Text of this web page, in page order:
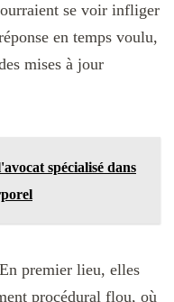
se voir infliger
en temps voulu,
mises à jour
spécialisé dans
premier lieu, elles
procédural flou, où